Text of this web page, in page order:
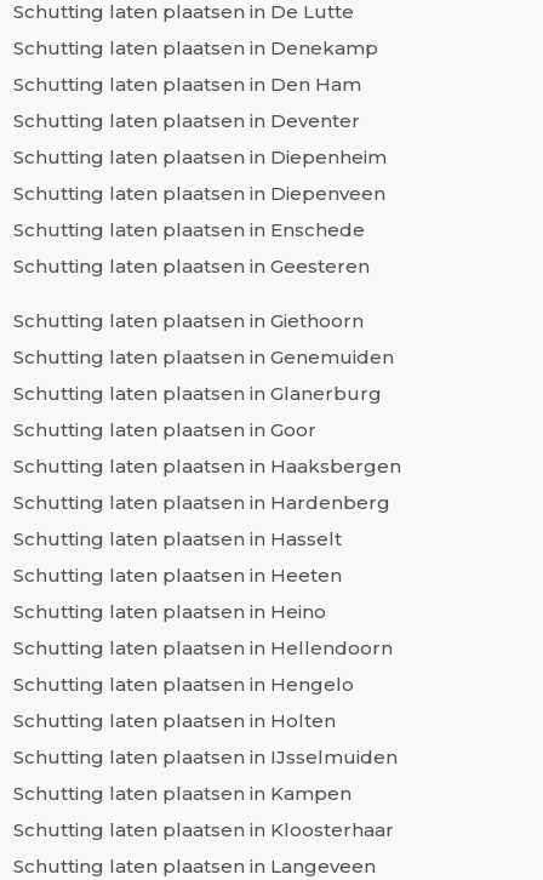
Schutting laten plaatsen in De Lutte
Schutting laten plaatsen in Denekamp
Schutting laten plaatsen in Den Ham
Schutting laten plaatsen in Deventer
Schutting laten plaatsen in Diepenheim
Schutting laten plaatsen in Diepenveen
Schutting laten plaatsen in Enschede
Schutting laten plaatsen in Geesteren
Schutting laten plaatsen in Giethoorn
Schutting laten plaatsen in Genemuiden
Schutting laten plaatsen in Glanerburg
Schutting laten plaatsen in Goor
Schutting laten plaatsen in Haaksbergen
Schutting laten plaatsen in Hardenberg
Schutting laten plaatsen in Hasselt
Schutting laten plaatsen in Heeten
Schutting laten plaatsen in Heino
Schutting laten plaatsen in Hellendoorn
Schutting laten plaatsen in Hengelo
Schutting laten plaatsen in Holten
Schutting laten plaatsen in IJsselmuiden
Schutting laten plaatsen in Kampen
Schutting laten plaatsen in Kloosterhaar
Schutting laten plaatsen in Langeveen